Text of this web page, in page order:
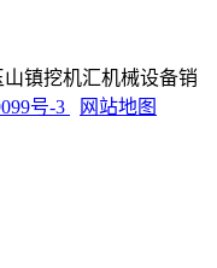
镇挖机汇机械设备销
号-3 网站地图